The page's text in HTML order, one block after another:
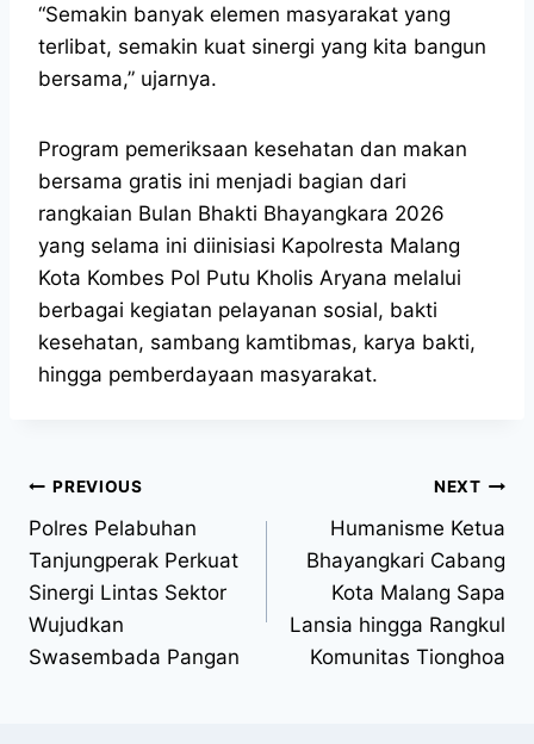
“Semakin banyak elemen masyarakat yang
terlibat, semakin kuat sinergi yang kita bangun
bersama,” ujarnya.
Program pemeriksaan kesehatan dan makan
bersama gratis ini menjadi bagian dari
rangkaian Bulan Bhakti Bhayangkara 2026
yang selama ini diinisiasi Kapolresta Malang
Kota Kombes Pol Putu Kholis Aryana melalui
berbagai kegiatan pelayanan sosial, bakti
kesehatan, sambang kamtibmas, karya bakti,
hingga pemberdayaan masyarakat.
PREVIOUS
Polres Pelabuhan
Tanjungperak Perkuat
Sinergi Lintas Sektor
Wujudkan
Swasembada Pangan
NEXT
Humanisme Ketua
Bhayangkari Cabang
Kota Malang Sapa
Lansia hingga Rangkul
Komunitas Tionghoa